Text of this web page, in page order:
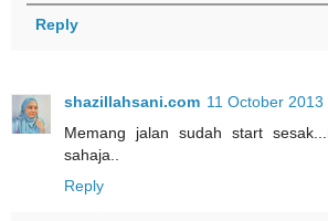
Reply
shazillahsani.com 11 October
Memang jalan sudah start
sahaja..
Reply